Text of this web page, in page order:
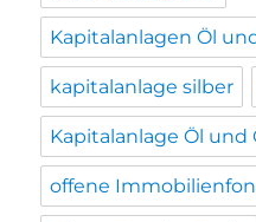
Kapitalanlagen Öl
kapitalanlage silber
Kapitalanlage Öl und
offene